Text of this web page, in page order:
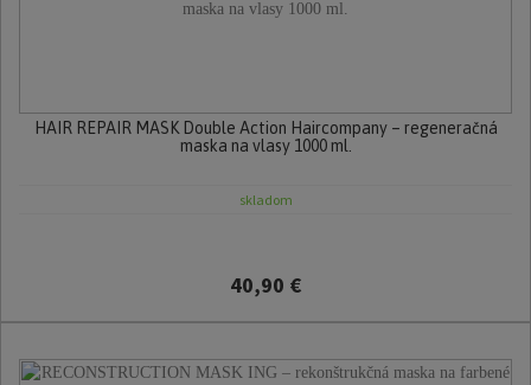
HAIR REPAIR MASK Double Action Haircompany – regeneračná
maska na vlasy 1000 ml.
skladom
40,90 €